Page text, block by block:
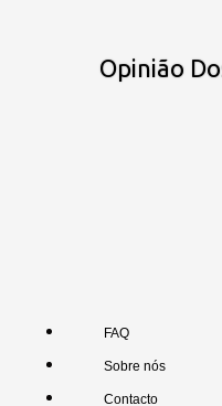
Opinião
FAQ
Sobre nós
Contacto